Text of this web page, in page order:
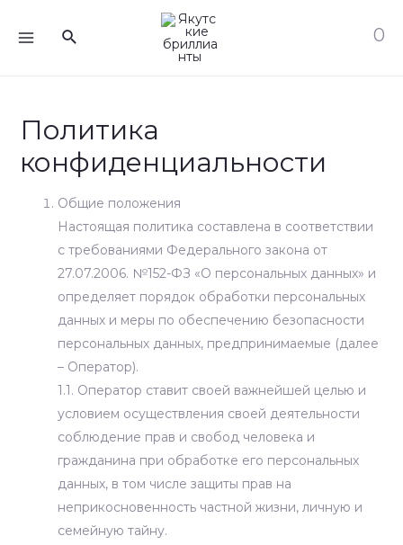
MENU
Поиск 0
Политика
конфиденциальности
Общие положения
Настоящая политика составлена в соответствии
с требованиями Федерального закона от
27.07.2006. №152-ФЗ «О персональных данных» и
определяет порядок обработки персональных
данных и меры по обеспечению безопасности
персональных данных, предпринимаемые (далее
– Оператор).
1.1. Оператор ставит своей важнейшей целью и
условием осуществления своей деятельности
соблюдение прав и свобод человека и
гражданина при обработке его персональных
данных, в том числе защиты прав на
неприкосновенность частной жизни, личную и
семейную тайну.